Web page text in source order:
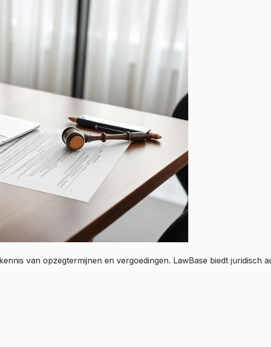
van opzegtermijnen en vergoedingen. LawBase biedt juridisch